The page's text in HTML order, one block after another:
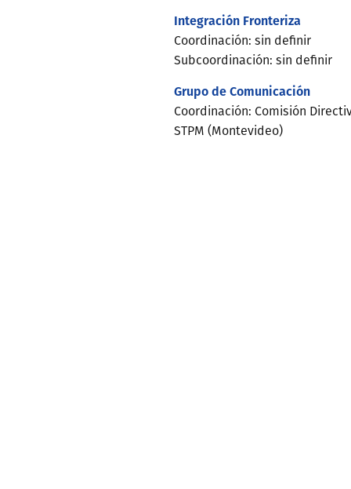
Integración Fronteriza
Coordinación: sin definir
Subcoordinación: sin definir
Grupo de Comunicación
Coordinación: Comisión
STPM (Montevideo)